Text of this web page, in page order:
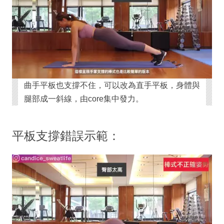
曲手平板也支撐不住，可以改為直手平板，身體與
腿部成一斜線，由core集中發力。
平板支撐錯誤示範：